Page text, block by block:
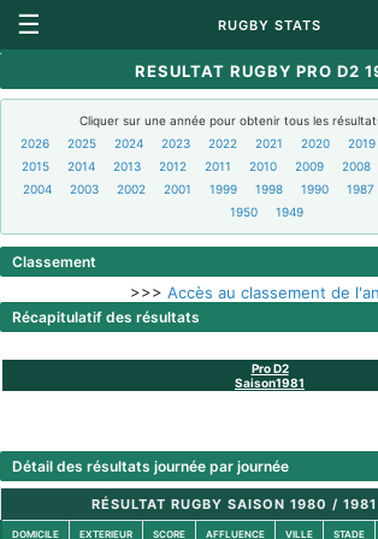
☰ RUGBY STATS
RESULTAT RUGBY PRO D2
Cliquer sur une année pour obtenir tous les
2026
2025 2024 2023 2022 2021 2020 2019
2015
2014 2013 2012 2011 2010 2009 2008
2004
2003 2002 2001 1999 1998 1990 1987
1950
1949
Classement
>>> Accès au classement de
Récapitulatif des résultats
Pro D2
Saison1981
Détail des résultats journée par journée
RÉSULTAT RUGBY SAISON 1980 / 1981
DOMICILE EXTERIEUR SCORE AFFLUENCE VILLE STADE